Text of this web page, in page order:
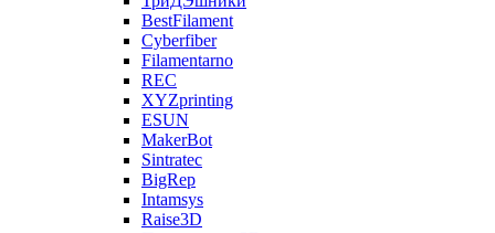
BestFilament
Cyberfiber
Filamentarno
REC
XYZprinting
ESUN
MakerBot
Sintratec
BigRep
Intamsys
Raise3D